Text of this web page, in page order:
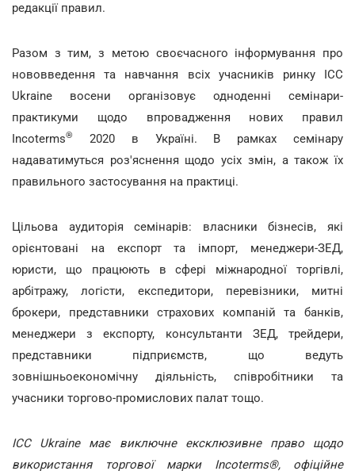
редакції правил.
Разом з тим, з метою своєчасного інформування про
нововведення та навчання всіх учасників ринку ICC
Ukraine восени організовує одноденні семінари-
практикуми щодо впровадження нових правил
Incoterms®
2020 в Україні. В рамках семінару
надаватимуться роз'яснення щодо усіх змін, а також їх
правильного застосування на практиці.
Цільова аудиторія семінарів: власники бізнесів, які
орієнтовані на експорт та імпорт, менеджери-ЗЕД,
юристи, що працюють в сфері міжнародної торгівлі,
арбітражу, логісти, експедитори, перевізники, митні
брокери, представники страхових компаній та банків,
менеджери з експорту, консультанти ЗЕД, трейдери,
представники підприємств, що ведуть
зовнішньоекономічну діяльність, співробітники та
учасники торгово-промислових палат тощо.
ICC Ukraine має виключне ексклюзивне право щодо
використання торгової марки Incoterms®, офіційне